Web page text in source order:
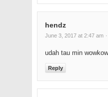
hendz
June 3, 2017 at 2:47 am
udah tau min
Reply